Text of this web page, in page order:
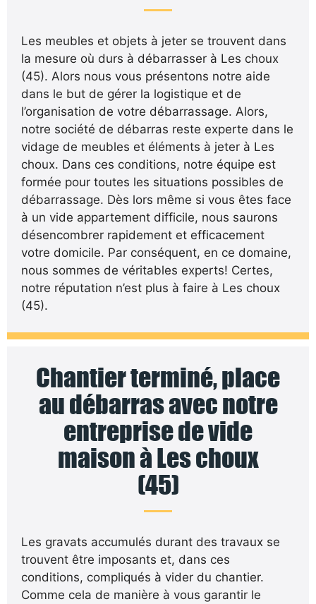
Les meubles et objets à jeter se trouvent dans
la mesure où durs à débarrasser à Les choux
(45). Alors nous vous présentons notre aide
dans le but de gérer la logistique et de
l’organisation de votre débarrassage. Alors,
notre société de débarras reste experte dans le
vidage de meubles et éléments à jeter à Les
choux. Dans ces conditions, notre équipe est
formée pour toutes les situations possibles de
débarrassage. Dès lors même si vous êtes face
à un vide appartement difficile, nous saurons
désencombrer rapidement et efficacement
votre domicile. Par conséquent, en ce domaine,
nous sommes de véritables experts! Certes,
notre réputation n’est plus à faire à Les choux
(45).
Chantier terminé, place
au débarras avec notre
entreprise de vide
maison à Les choux
(45)
Les gravats accumulés durant des travaux se
trouvent être imposants et, dans ces
conditions, compliqués à vider du chantier.
Comme cela de manière à vous garantir le